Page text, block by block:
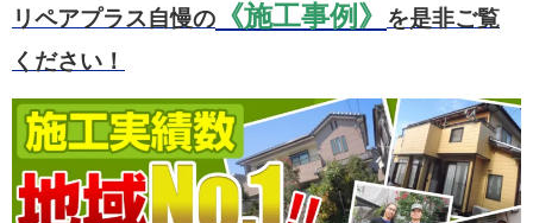
リペアプラス自慢の 《施工事例》
を是非ご覧
ください！